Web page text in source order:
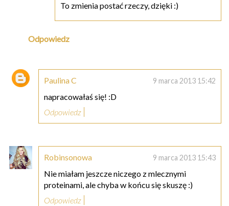
To zmienia postać rzeczy, dzięki :)
Odpowiedz
Paulina C 9 marca 2013 15:42
napracowałaś się! :D
Odpowiedz
Robinsonowa 9 marca 2013 15:43
Nie miałam jeszcze niczego z mlecznymi
proteinami, ale chyba w końcu się skuszę :)
Odpowiedz